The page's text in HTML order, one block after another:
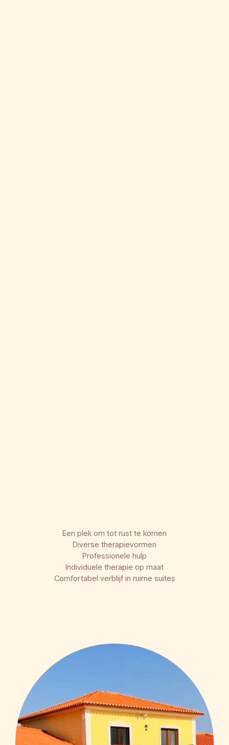
Een plek om tot rust te komen
Diverse therapievormen
Professionele hulp
Individuele therapie op maat
Comfortabel verblijf in ruime suites